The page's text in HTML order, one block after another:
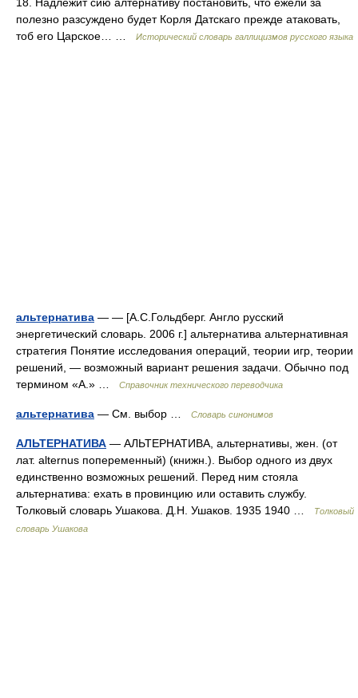
полезно разсуждено будет Корля Датскаго прежде атаковать,
тоб его Царское… …
Исторический словарь галлицизмов русского языка
альтернатива — — [А.С.Гольдберг. Англо русский
энергетический словарь. 2006 г.] альтернатива альтернативная
стратегия Понятие исследования операций, теории игр, теории
решений, — возможный вариант решения задачи. Обычно под
термином «А.» …
Справочник технического переводчика
альтернатива — См. выбор … Словарь синонимов
АЛЬТЕРНАТИВА — АЛЬТЕРНАТИВА, альтернативы, жен. (от
лат. alternus попеременный) (книжн.). Выбор одного из двух
единственно возможных решений. Перед ним стояла
альтернатива: ехать в провинцию или оставить службу.
Толковый словарь Ушакова. Д.Н. Ушаков. 1935 1940 …
Толковый
словарь Ушакова